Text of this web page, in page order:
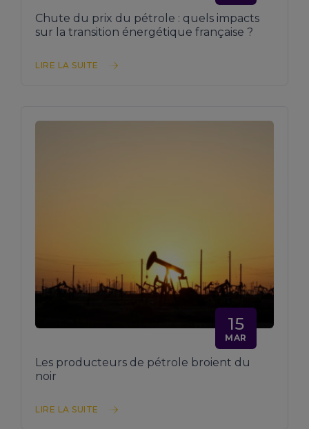
Chute du prix du pétrole : quels impacts
sur la transition énergétique française ?
LIRE LA SUITE
15
MAR
Les producteurs de pétrole broient du
noir
LIRE LA SUITE